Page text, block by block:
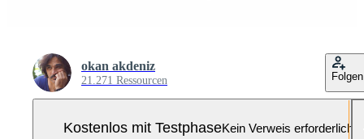
okan akdeniz
21.271 Ressourcen Folgen
Kostenlos mit TestphaseKein Verweis erforderlich